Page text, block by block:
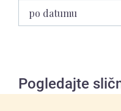
po datumu
Pogledajte